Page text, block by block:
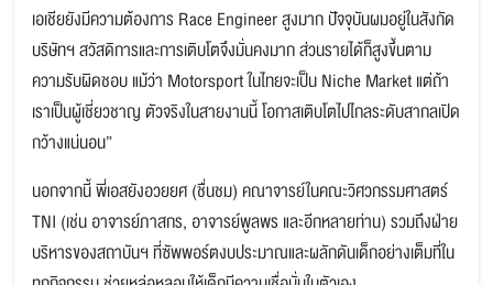
เอเชียยังมีความต้องการ Race Engineer สูงมาก ปัจจุบันผมอยู่ในสังกัด
บริษัทฯ สวัสดิการและการเติบโตจึงมั่นคงมาก ส่วนรายได้ก็สูงขึ้นตาม
ความรับผิดชอบ แม้ว่า Motorsport ในไทยจะเป็น Niche Market แต่ถ้า
เราเป็นผู้เชี่ยวชาญ ตัวจริงในสายงานนี้ โอกาสเติบโตไปไกลระดับสากลเปิด
กว้างแน่นอน”
นอกจากนี้ พี่เอสยังอวยยศ (ชื่นชม) คณาจารย์ในคณะวิศวกรรมศาสตร์
TNI (เช่น อาจารย์ภาสกร, อาจารย์พูลพร และอีกหลายท่าน) รวมถึงฝ่าย
บริหารของสถาบันฯ ที่ซัพพอร์ตงบประมาณและผลักดันเด็กอย่างเต็มที่ใน